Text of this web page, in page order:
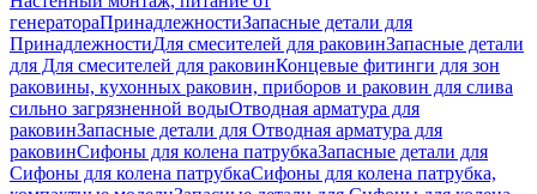
генератораПринадлежностиЗапасные детали для
ПринадлежностиДля смесителей для раковинЗапасные детали
для Для смесителей для раковинКонцевые фитинги для зон
раковины, кухонных раковин, приборов и раковин для слива
сильно загрязненной водыОтводная арматура для
раковинЗапасные детали для Отводная арматура для
раковинСифоны для колена патрубкаЗапасные детали для
Сифоны для колена патрубкаСифоны для колена патрубка,